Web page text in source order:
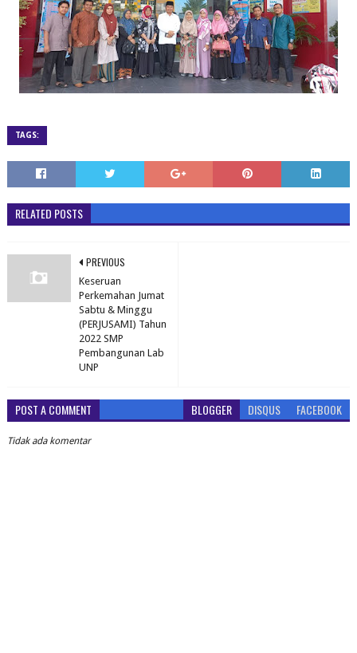
TAGS:
RELATED POSTS
PREVIOUS
Keseruan
Perkemahan Jumat
Sabtu & Minggu
(PERJUSAMI) Tahun
2022 SMP
Pembangunan Lab
UNP
POST A COMMENT BLOGGER DISQUS FACEBOOK
Tidak ada komentar